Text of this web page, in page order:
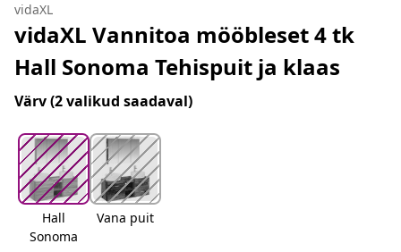
vidaXL
vidaXL Vannitoa mööbleset 4 tk
Hall Sonoma Tehispuit ja klaas
Värv(2 valikud saadaval)
Hall
Sonoma
Vana puit